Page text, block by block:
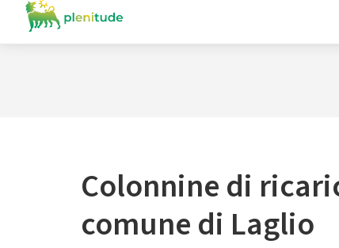
Colonnine di
comune di Laglio